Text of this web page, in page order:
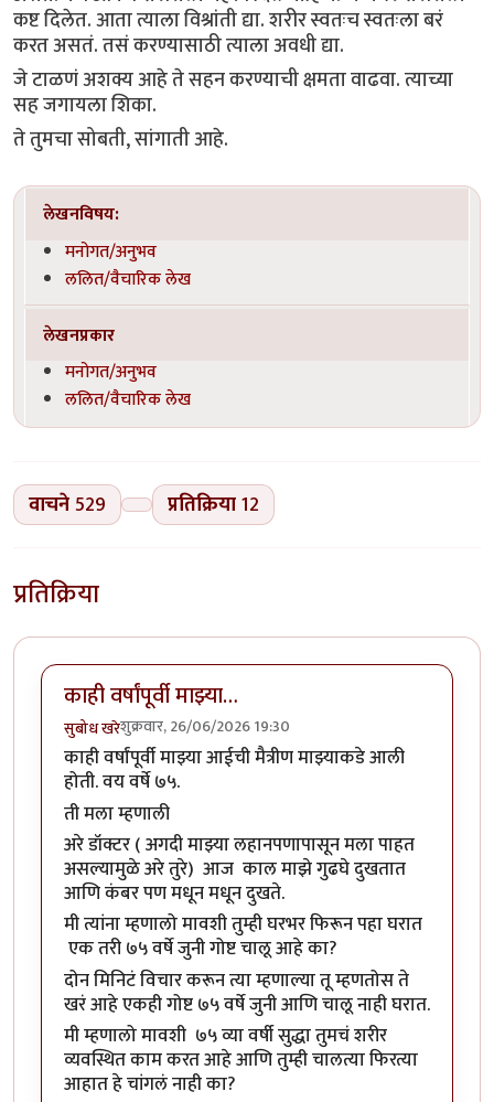
कष्ट दिलेत. आता त्याला विश्रांती द्या. शरीर स्वतःच स्वतःला बरं
करत असतं. तसं करण्यासाठी त्याला अवधी द्या.
जे टाळणं अशक्य आहे ते सहन करण्याची क्षमता वाढवा. त्याच्या
सह जगायला शिका.
ते तुमचा सोबती, सांगाती आहे.
लेखनविषय:
मनोगत/अनुभव
ललित/वैचारिक लेख
लेखनप्रकार
मनोगत/अनुभव
ललित/वैचारिक लेख
वाचने529 प्रतिक्रिया12
प्रतिक्रिया
काही वर्षांपूर्वी माझ्या…
सुबोध खरेशुक्रवार, 26/06/2026 19:30
काही वर्षांपूर्वी माझ्या आईची मैत्रीण माझ्याकडे आली
होती. वय वर्षे ७५.
ती मला म्हणाली
अरे डॉक्टर ( अगदी माझ्या लहानपणापासून मला पाहत
असल्यामुळे अरे तुरे) आज काल माझे गुढघे दुखतात
आणि कंबर पण मधून मधून दुखते.
मी त्यांना म्हणालो मावशी तुम्ही घरभर फिरून पहा घरात
एक तरी ७५ वर्षे जुनी गोष्ट चालू आहे का?
दोन मिनिटं विचार करून त्या म्हणाल्या तू म्हणतोस ते
खरं आहे एकही गोष्ट ७५ वर्षे जुनी आणि चालू नाही घरात.
मी म्हणालो मावशी ७५ व्या वर्षी सुद्धा तुमचं शरीर
व्यवस्थित काम करत आहे आणि तुम्ही चालत्या फिरत्या
आहात हे चांगलं नाही का?